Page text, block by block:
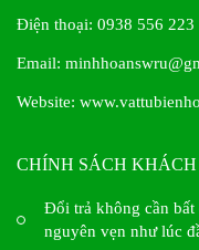
Điện thoại: 0938 556 223
Email:
Website:
CHÍNH SÁCH
Đổi trả không cần
nguyên vẹn như lúc